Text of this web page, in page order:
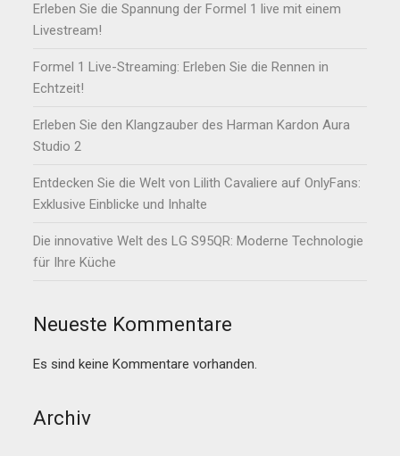
Erleben Sie die Spannung der Formel 1 live mit einem
Livestream!
Formel 1 Live-Streaming: Erleben Sie die Rennen in
Echtzeit!
Erleben Sie den Klangzauber des Harman Kardon Aura
Studio 2
Entdecken Sie die Welt von Lilith Cavaliere auf OnlyFans:
Exklusive Einblicke und Inhalte
Die innovative Welt des LG S95QR: Moderne Technologie
für Ihre Küche
Neueste Kommentare
Es sind keine Kommentare vorhanden.
Archiv